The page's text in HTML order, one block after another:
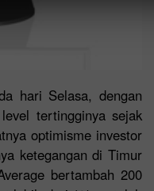
hari Selasa, dengan
tertingginya sejak
optimisme investor
ketegangan di Timur
bertambah 200